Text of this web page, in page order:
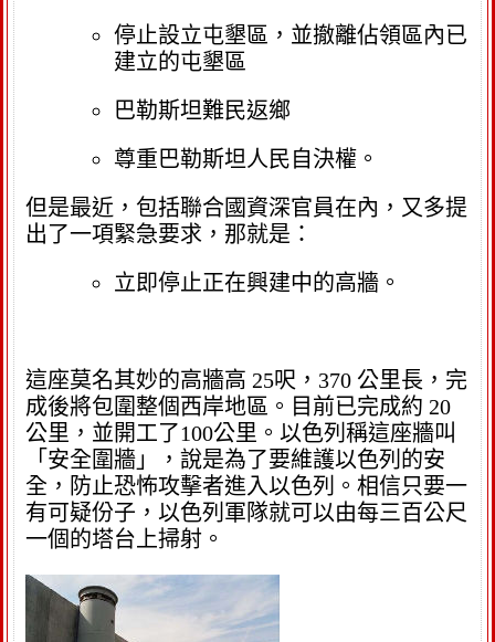
停止設立屯墾區，並撤離佔領區內已
建立的屯墾區
巴勒斯坦難民返鄉
尊重巴勒斯坦人民自決權。
但是最近，包括聯合國資深官員在內，又多提
出了一項緊急要求，那就是：
立即停止正在興建中的高牆。
這座莫名其妙的高牆高 25呎，370 公里長，完
成後將包圍整個西岸地區。目前已完成約 20
公里，並開工了100公里。以色列稱這座牆叫
「安全圍牆」，說是為了要維護以色列的安
全，防止恐怖攻擊者進入以色列。相信只要一
有可疑份子，以色列軍隊就可以由每三百公尺
一個的塔台上掃射。